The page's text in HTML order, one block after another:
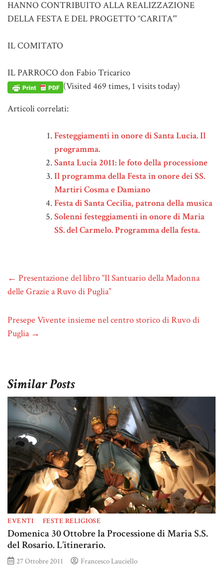
HANNO CONTRIBUITO ALLA REALIZZAZIONE
DELLA FESTA E DEL PROGETTO “CARITA'”
IL COMITATO
IL PARROCO don Fabio Tricarico
(Visited 469 times, 1 visits today)
Articoli correlati:
Festeggiamenti in onore di Santa Lucia. Il
programma.
Santa Lucia 2011: le foto della processione
Il programma della Festa in onore dei SS.
Martiri Cosma e Damiano
Festa di Santa Cecilia, patrona della musica
Solenni festeggiamenti in onore di Maria
SS. del Carmelo. Programma della festa.
← Presentazione del libro “Il Santuario della Madonna
delle Grazie a Ruvo di Puglia”
Presepe Vivente insieme nel centro storico di Ruvo di
Puglia →
Similar Posts
EVENTI FESTE RELIGIOSE
Domenica 30 Ottobre la Processione di Maria S.S.
del Rosario. L’itinerario.
27 Ottobre 2011 Francesco Lauciello